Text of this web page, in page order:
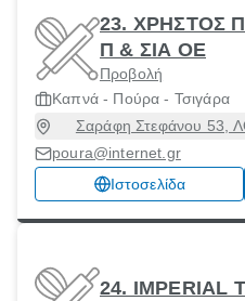
23. ΧΡΗΣΤΟΣ
Π & ΣΙΑ ΟΕ
Προβολή
Καπνά - Πούρα - Τσιγάρα
Σαράφη Στεφάνου 53,
poura@internet.gr
Ιστοσελίδα
24. IMPERIAL